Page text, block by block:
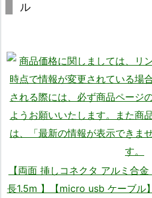
ル
【両面 挿しコネクタ アルミ合
長1.5m 】【micro usb ケーブル